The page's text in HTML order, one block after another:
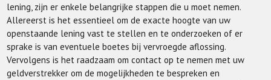
lening, zijn er enkele belangrijke stappen die u moet nemen.
Allereerst is het essentieel om de exacte hoogte van uw
openstaande lening vast te stellen en te onderzoeken of er
sprake is van eventuele boetes bij vervroegde aflossing.
Vervolgens is het raadzaam om contact op te nemen met uw
geldverstrekker om de mogelijkheden te bespreken en